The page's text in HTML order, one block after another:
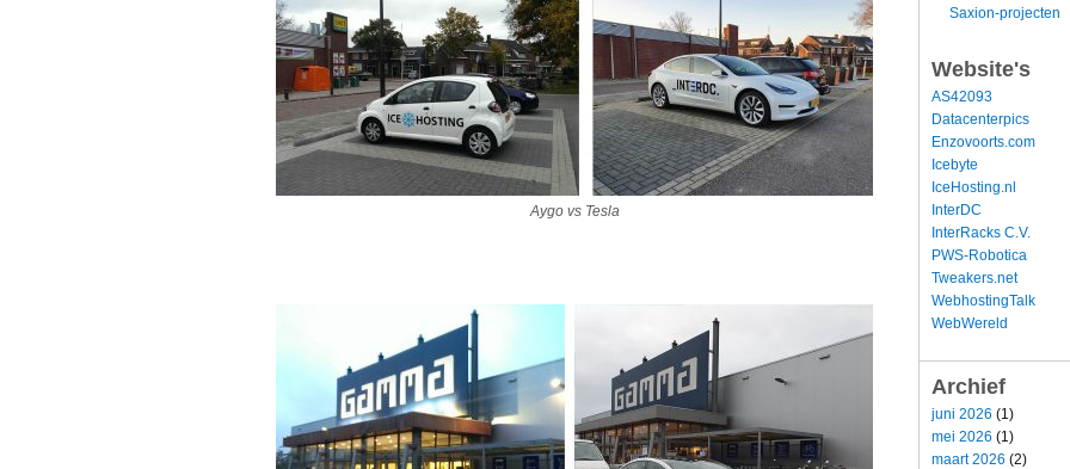
Aygo vs Tesla
Saxion-projecten
Website's
AS42093
Datacenterpics
Enzovoorts.com
Icebyte
IceHosting.nl
InterDC
InterRacks C.V.
PWS-Robotica
Tweakers.net
WebhostingTalk
WebWereld
Archief
juni 2026 (1)
mei 2026 (1)
maart 2026 (2)